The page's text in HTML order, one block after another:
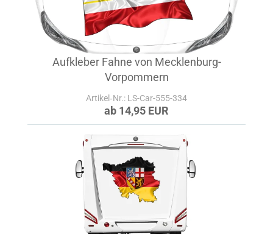
Aufkleber Fahne von Mecklenburg-
Vorpommern
Artikel‑Nr.: LS-Car-555-334
ab 14,95 EUR